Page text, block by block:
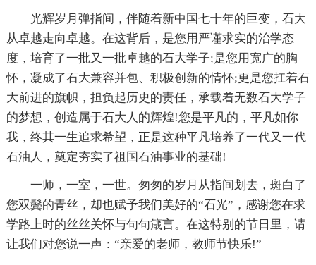
光辉岁月弹指间，伴随着新中国七十年的巨变，石大
从卓越走向卓越。在这背后，是您用严谨求实的治学态
度，培育了一批又一批卓越的石大学子;是您用宽广的胸
怀，凝成了石大兼容并包、积极创新的情怀;更是您扛着石
大前进的旗帜，担负起历史的责任，承载着无数石大学子
的梦想，创造属于石大人的辉煌!您是平凡的，平凡如你
我，终其一生追求希望，正是这种平凡培养了一代又一代
石油人，奠定夯实了祖国石油事业的基础!
一师，一室，一世。匆匆的岁月从指间划去，斑白了
您双鬓的青丝，却也赋予我们美好的“石光”，感谢您在求
学路上时的丝丝关怀与句句箴言。在这特别的节日里，请
让我们对您说一声：“亲爱的老师，教师节快乐!”